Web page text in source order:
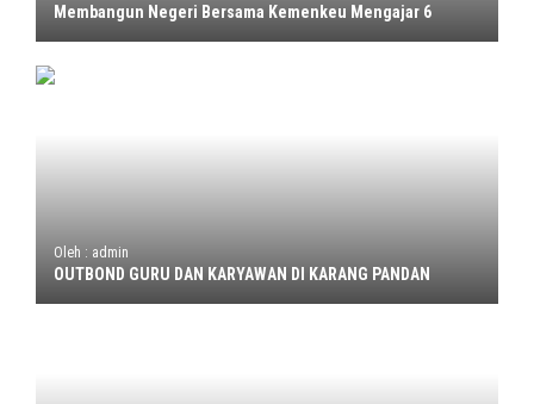
Membangun Negeri Bersama Kemenkeu Mengajar 6
Oleh : admin
OUTBOND GURU DAN KARYAWAN DI KARANG PANDAN